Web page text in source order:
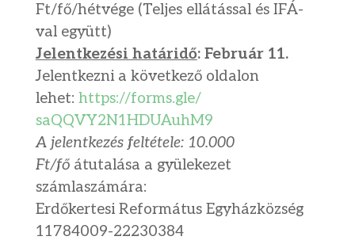
Ft/fő/hétvége (Teljes ellátással és IFÁ-
val együtt)
Jelentkezési határidő: Február 11.
Jelentkezni a következő oldalon
lehet: https://forms.gle/
saQQVY2N1HDUAuhM9
A jelentkezés feltétele: 10.000
Ft/fő átutalása a gyülekezet
számlaszámára:
Erdőkertesi Református Egyházközség
11784009-22230384